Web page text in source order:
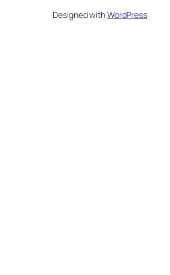
Designed withWordPress